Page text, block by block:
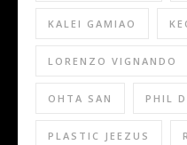
KALEI GAMIAO
LORENZO VIGNANDO
OHTA SAN PHIL
PLASTIC JEEZUS